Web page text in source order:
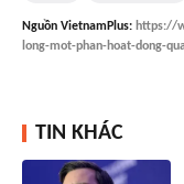
Nguồn VietnamPlus: https://
long-mot-phan-hoat-dong-
TIN KHÁC